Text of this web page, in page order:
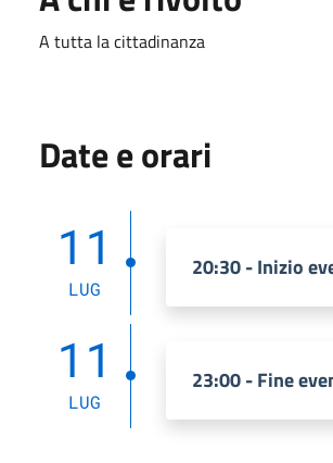
A tutta la cittadinanza
Date e orari
11
LUG
20:30 - Inizio
11
LUG
23:00 - Fine